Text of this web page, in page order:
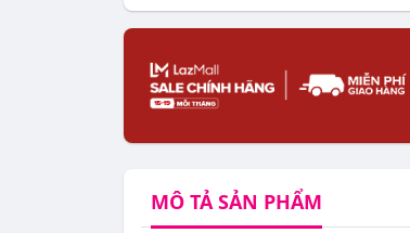
MÔ TẢSẢN PHẨM